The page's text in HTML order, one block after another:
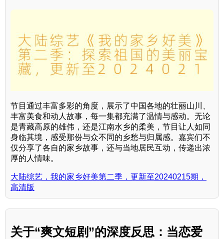
节目通过丰富多彩的角度，展示了中国各地的壮丽山川、
丰富美食和动人故事，每一集都充满了温情与感动。无论
是青藏高原的雄伟，还是江南水乡的柔美，节目让人如同
身临其境，感受那份与众不同的乡愁与归属感。嘉宾们不
仅分享了各自的家乡故事，还与当地居民互动，传递出浓
厚的人情味。
大陆综艺，我的家乡好美第二季，更新至20240215期，
高清版
关于“爽文短剧”的深度反思：当恋爱